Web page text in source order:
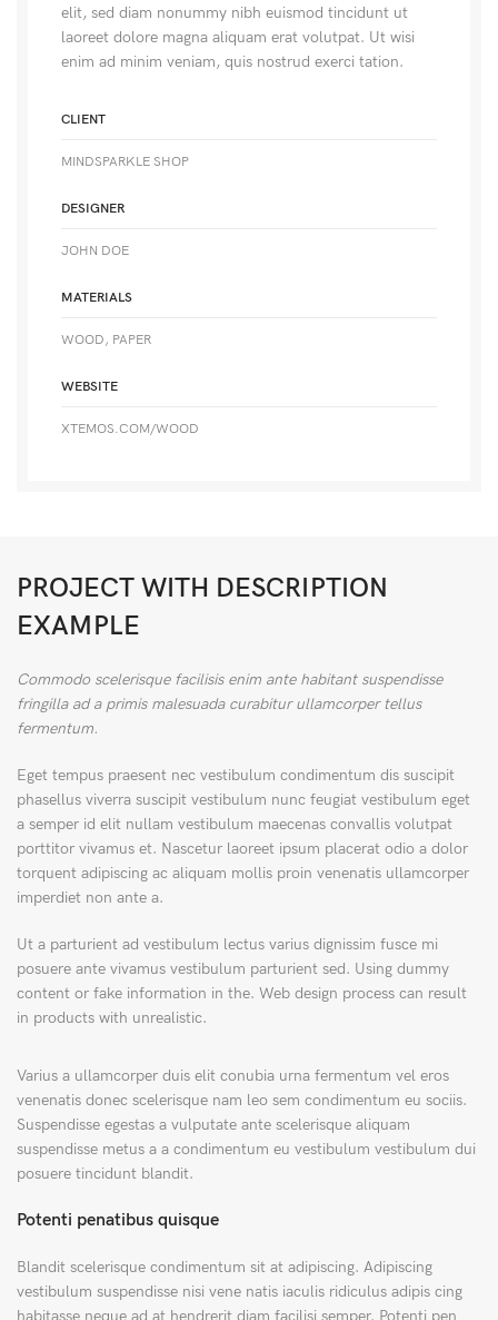
elit, sed diam nonummy nibh euismod tincidunt ut
laoreet dolore magna aliquam erat volutpat. Ut wisi
enim ad minim veniam, quis nostrud exerci tation.
CLIENT
MINDSPARKLE SHOP
DESIGNER
JOHN DOE
MATERIALS
WOOD, PAPER
WEBSITE
XTEMOS.COM/WOOD
PROJECT WITH DESCRIPTION
EXAMPLE
Commodo scelerisque facilisis enim ante habitant suspendisse
fringilla ad a primis malesuada curabitur ullamcorper tellus
fermentum.
Eget tempus praesent nec vestibulum condimentum dis suscipit
phasellus viverra suscipit vestibulum nunc feugiat vestibulum eget
a semper id elit nullam vestibulum maecenas convallis volutpat
porttitor vivamus et. Nascetur laoreet ipsum placerat odio a dolor
torquent adipiscing ac aliquam mollis proin venenatis ullamcorper
imperdiet non ante a.
Ut a parturient ad vestibulum lectus varius dignissim fusce mi
posuere ante vivamus vestibulum parturient sed. Using dummy
content or fake information in the. Web design process can result
in products with unrealistic.
Varius a ullamcorper duis elit conubia urna fermentum vel eros
venenatis donec scelerisque nam leo sem condimentum eu sociis.
Suspendisse egestas a vulputate ante scelerisque aliquam
suspendisse metus a a condimentum eu vestibulum vestibulum dui
posuere tincidunt blandit.
Potenti penatibus quisque
Blandit scelerisque condimentum sit at adipiscing. Adipiscing
vestibulum suspendisse nisi vene natis iaculis ridiculus adipis cing